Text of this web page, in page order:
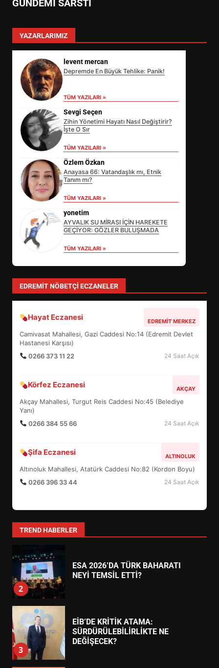
GÜNDEMİ SARSTI
YAZARLARIMIZ
levent mercan
Depremde En Büyük Tehlike: Panik!
TÜM YAZILARI »
Sevgi Seçen
Zihin Yönetimi Hayatı Nasıl Değiştirir?
İşte O Sır
TÜM YAZILARI »
Özlem Özkan
Anayasa 66: Vatandaşlık mı, Etnik
Tanım mı?
TÜM YAZILARI »
yonetim
AYVALIK SU MİRASI İÇİN HAREKETE
GEÇİYOR: GÖZLER BULUŞMADA
TÜM YAZILARI »
EDREMIT NÖBETÇI ECZANELER
Hayat Eczanesi EDREMIT MERKEZ
Camivasat Mahallesi, Gazi Caddesi No:14 (Edremit Devlet
Hastanesi Karşısı)
0266 373 11 22
24 Saat Açık
Körfez Eczanesi AKÇAY
Akçay Mahallesi, Turgut Reis Caddesi No:45 (Belediye
Yanı)
0266 384 55 66
24 Saat Açık
Şifa Eczanesi ALTINOLUK
Altınoluk Mahallesi, Atatürk Caddesi No:82 (Kordon Boyu)
0266 396 33 44
24 Saat Açık
TREND HABERLER
SÜRDÜRÜLEBİLİRLİKTE NE
DEĞİŞECEK?
4
5
BALIKESİR MÜZELERİNDE SÜRE
UZATILDI: NE DEĞİŞTİ?
6
TURNUVASI KAYITLARI NEYİ
7
YENİ YÖNETİM NASIL
ŞEKİLLENDİ?
1
HAREKETE GEÇİYOR: GÖZLER
2
ESA 2026’DA TÜRK BAHARATI
NEYİ TEMSİL ETTİ?
3
EİB’DE KRİTİK ATAMA:
SÜRDÜRÜLEBİLİRLİKTE NE
DEĞİŞECEK?